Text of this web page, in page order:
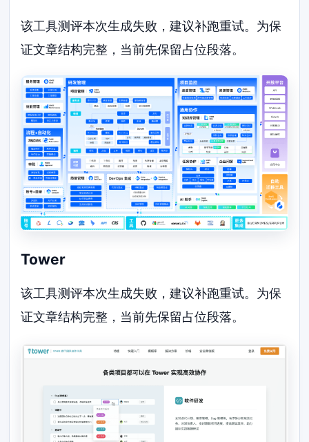
该工具测评本次生成失败，建议补跑重试。为保
证文章结构完整，当前先保留占位段落。
Tower
该工具测评本次生成失败，建议补跑重试。为保
证文章结构完整，当前先保留占位段落。